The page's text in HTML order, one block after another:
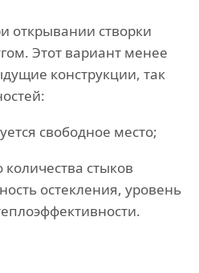
открывании створки
Этот вариант менее
конструкции, так
свободное место;
стыков
остекления, уровень